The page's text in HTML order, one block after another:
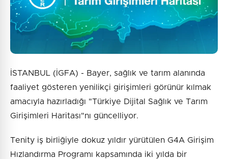
İSTANBUL (İGFA) - Bayer, sağlık ve tarım alanında
faaliyet gösteren yenilikçi girişimleri görünür kılmak
amacıyla hazırladığı "Türkiye Dijital Sağlık ve Tarım
Girişimleri Haritası"nı güncelliyor.
Tenity iş birliğiyle dokuz yıldır yürütülen G4A Girişim
Hızlandırma Programı kapsamında iki yılda bir